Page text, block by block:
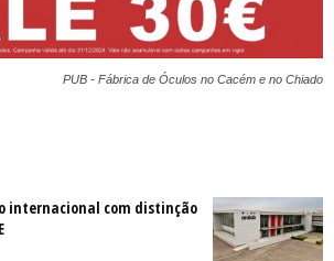
PUB - Fábrica de Óculos no Cacém e no Chiado
internacional com distinção